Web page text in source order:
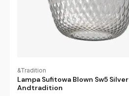
&Tradition
Lampa Sufitowa Blown Sw5 Silver
Andtradition